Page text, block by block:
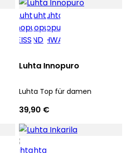
Luhta Innopuro
Luhta Top für damen
39,90 €